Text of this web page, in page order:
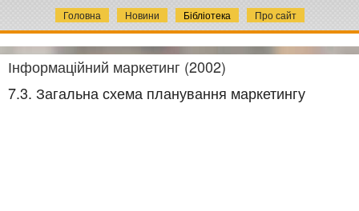
Головна Новини Бібліотека Про сайт
Інформаційний маркетинг (2002)
7.3. Загальна схема планування маркетингу